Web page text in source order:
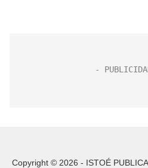
Copyright © 2026 - ISTOÉ